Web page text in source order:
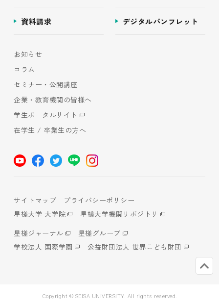
資料請求 デジタルパンフレット
お知らせ
コラム
セミナー・公開講座
企業・教育機関の皆様へ
学生ポータルサイト
在学生 / 卒業生の方へ
サイトマップ
プライバシーポリシー
星槎大学 大学院
星槎大学機関リポジトリ
星槎ジャーナル
星槎グループ
学校法人 国際学園
公益財団法人 世界こども財団
Copyright © SEISA UNIVERSITY. All rights reserved.